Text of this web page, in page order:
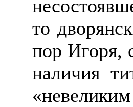
то
пор Игоря,
наличия